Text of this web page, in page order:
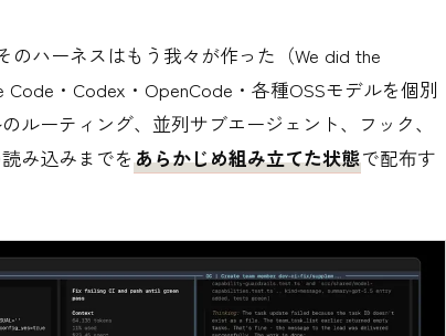
のハーネスはもう我々が作った（We did the
・Codex・OpenCode・各種OSSモデルを個別
ルーティング、並列サブエージェント、フック、
み込みまでをあらかじめ組み立てた状態で配布す